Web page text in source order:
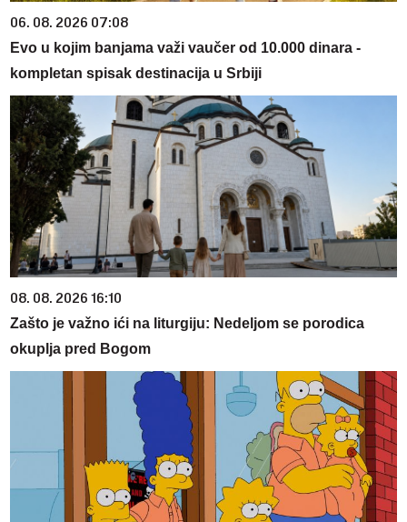
06. 08. 2026 07:08
Evo u kojim banjama važi vaučer od 10.000 dinara -
kompletan spisak destinacija u Srbiji
08. 08. 2026 16:10
Zašto je važno ići na liturgiju: Nedeljom se porodica
okuplja pred Bogom